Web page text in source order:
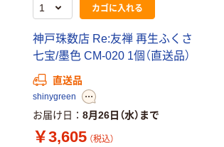
カゴに入れる
神戸珠数店 Re:友禅 再生ふくさ
七宝/墨色 CM-020 1個（直送品）
直送品
shinygreen
お届け日 8月26日（水）まで
￥3,605 （税込）